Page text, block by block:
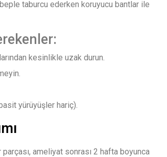
taburcu ederken koruyucu bantlar ile
kesinlikle uzak durun.
yürüyüşler hariç).
ameliyat sonrası 2 hafta boyunca